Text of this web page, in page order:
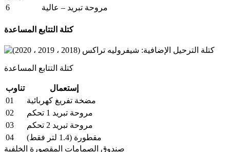
6
مروحة تبريد – عالية
كتلة التتابع المساعدة
كتلة التتابع المساعدة
تناوب
إستعمال
01
مضخة تفريغ كهربائية
02
مروحة تبريد 1 تحكم
03
مروحة تبريد 2 تحكم
04
مقطورة (1.4 لتر فقط)
صندوق الصمامات المقصورة الخلفية